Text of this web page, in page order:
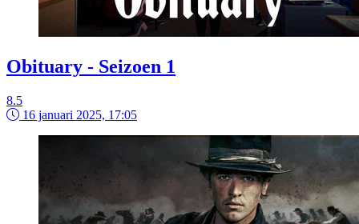
Obituary - Seizoen 1
8.5
16 januari 2025, 17:05